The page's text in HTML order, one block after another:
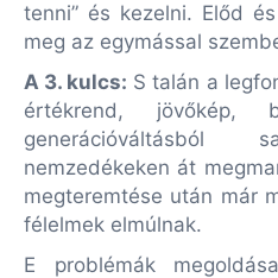
tenni” és kezelni. Előd
meg az egymással
A 3. kulcs: S talán a
értékrend, jövőkép,
nemzedékeken át
megteremtése után már
félelmek elmúlnak.
E problémák